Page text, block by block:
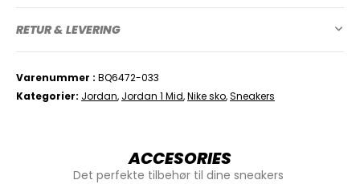
RETUR & LEVERING
Varenummer
BQ6472-033
Kategorier Jordan, Jordan 1 Mid,Nike sko,Sneakers
ACCESORIES
Det perfekte tilbehør til dine sneakers